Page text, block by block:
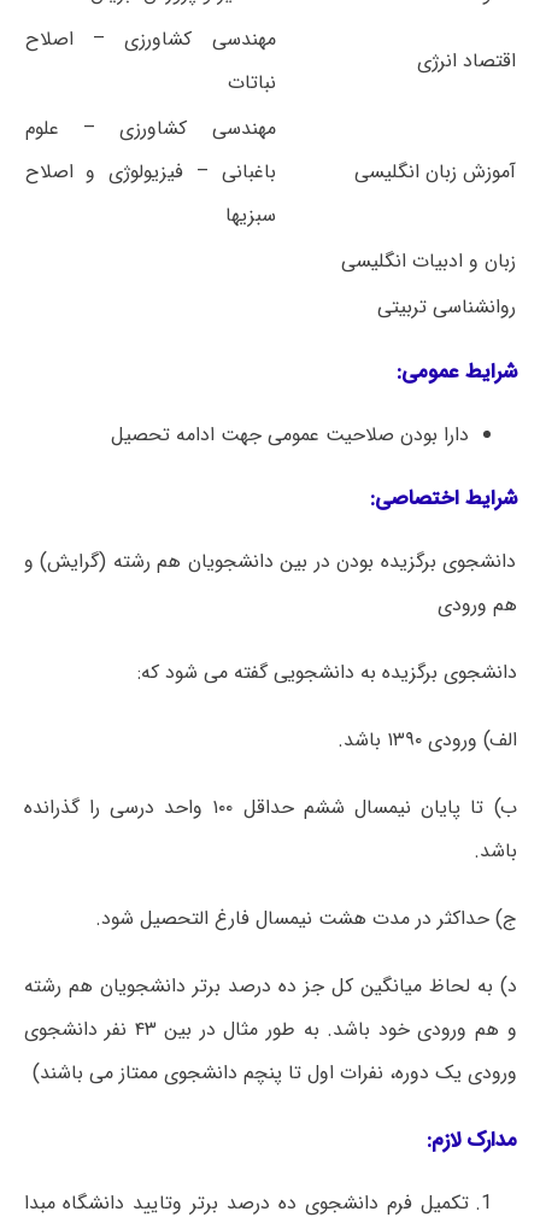
اقتصاد انرژی
مهندسی کشاورزی – اصلاح
نباتات
آموزش زبان انگلیسی
مهندسی کشاورزی – علوم
باغبانی – فیزیولوژی و اصلاح
سبزیها
زبان و ادبیات انگلیسی
روانشناسی تربیتی
شرایط عمومی:
دارا بودن صلاحیت عمومی جهت ادامه تحصیل
شرایط اختصاصی:
دانشجوی برگزیده بودن در بین دانشجویان هم رشته (گرایش) و
هم ورودی
دانشجوی برگزیده به دانشجویی گفته می شود که:
الف) ورودی ۱۳۹۰ باشد.
ب) تا پایان نیمسال ششم حداقل ۱۰۰ واحد درسی را گذرانده
باشد.
ج) حداکثر در مدت هشت نیمسال فارغ التحصیل شود.
د) به لحاظ میانگین کل جز ده درصد برتر دانشجویان هم رشته
و هم ورودی خود باشد. به طور مثال در بین ۴۳ نفر دانشجوی
ورودی یک دوره، نفرات اول تا پنچم دانشجوی ممتاز می باشند)
مدارک لازم:
تکمیل فرم دانشجوی ده درصد برتر وتایید دانشگاه مبدا